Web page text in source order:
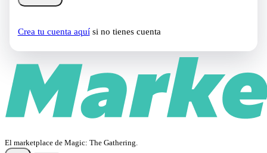
Crea tu cuenta aquísi no tienes cuenta
El marketplace de Magic: The Gathering.